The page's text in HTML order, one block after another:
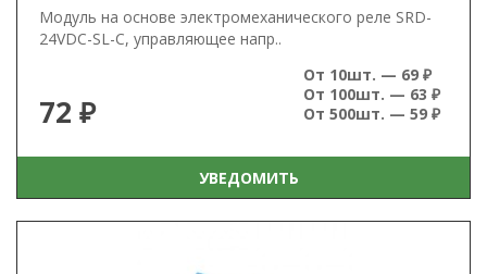
Модуль на основе электромеханического реле SRD-
24VDC-SL-C, управляющее напр..
72 ₽
От 10шт. — 69 ₽
От 100шт. — 63 ₽
От 500шт. — 59 ₽
УВЕДОМИТЬ